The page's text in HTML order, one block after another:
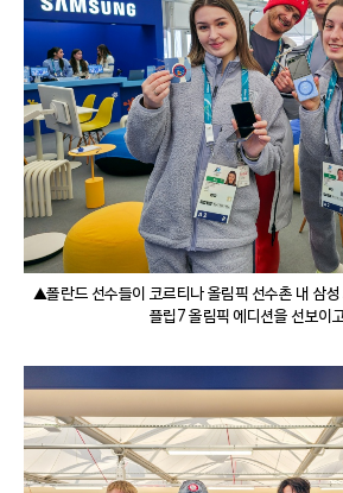
▲폴란드 선수들이 코르티나 올림픽 선수촌 내 삼
플립7 올림픽 에디션을 선보이